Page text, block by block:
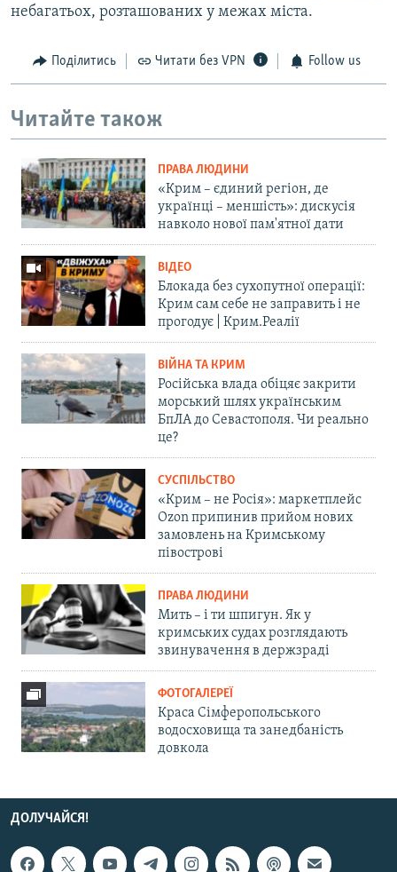
небагатьох, розташованих у межах міста.
Поділитись Читати без VPN Follow us
Читайте також
ПРАВА ЛЮДИНИ
«Крим – єдиний регіон, де
українці – меншість»: дискусія
навколо нової пам'ятної дати
ВІДЕО
Блокада без сухопутної операції:
Крим сам себе не заправить і не
прогодує | Крим.Реалії
ВІЙНА ТА КРИМ
Російська влада обіцяє закрити
морський шлях українським
БпЛА до Севастополя. Чи реально
це?
СУСПІЛЬСТВО
«Крим – не Росія»: маркетплейс
Ozon припинив прийом нових
замовлень на Кримському
півострові
ПРАВА ЛЮДИНИ
Мить – і ти шпигун. Як у
кримських судах розглядають
звинувачення в держзраді
ФОТОГАЛЕРЕЇ
Краса Сімферопольського
водосховища та занедбаність
довкола
ДОЛУЧАЙСЯ!